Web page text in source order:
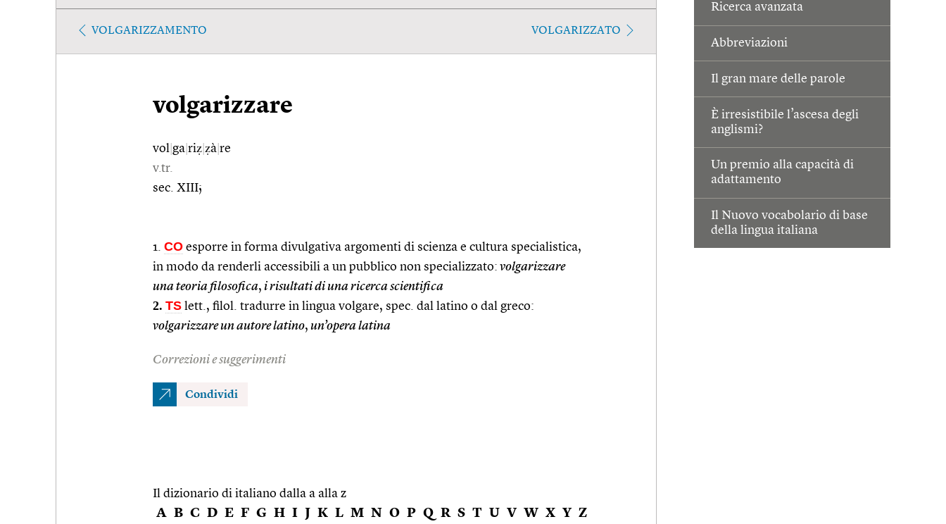
Ricerca avanzata
Abbreviazioni
Il gran mare delle parole
È irresistibile l’ascesa degli
anglismi?
Un premio alla capacità di
adattamento
Il Nuovo vocabolario di base
della lingua italiana
VOLGARIZZAMENTO VOLGARIZZATO
volgarizzare
vol ga riẓ ẓà re
v.tr.
sec. XIII;
1. CO esporre in forma divulgativa argomenti di scienza e cultura specialistica,
in modo da renderli accessibili a un pubblico non specializzato: volgarizzare
una teoria filosofica, i risultati di una ricerca scientifica
2. TS lett., filol. tradurre in lingua volgare, spec. dal latino o dal greco:
volgarizzare un autore latino, un’opera latina
Correzioni e suggerimenti
Condividi
Il dizionario di italiano dalla a alla z
A B C D E F G H I J K L M N O P Q R S T U V W X Y Z